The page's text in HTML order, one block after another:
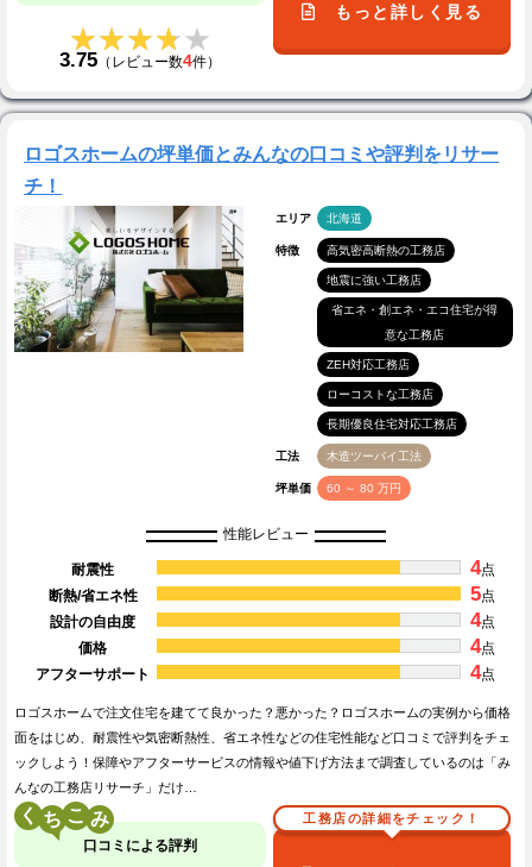
★★★★★
★★★★★
3.75 （レビュー数4件）
もっと詳しく見る
ロゴスホームの坪単価とみんなの口コミや評判をリサー
チ！
エリア 北海道
特徴 高気密高断熱の工務店
地震に強い工務店
省エネ・創エネ・エコ住宅が得
意な工務店
ZEH対応工務店
ローコストな工務店
長期優良住宅対応工務店
工法 木造ツーバイ工法
坪単価 60 ～ 80 万円
性能レビュー
耐震性 4点
断熱/省エネ性
5点
設計の自由度
4点
価格
4点
アフターサポート
4点
ロゴスホームで注文住宅を建てて良かった？悪かった？ロゴスホームの実例から価格
面をはじめ、耐震性や気密断熱性、省エネ性などの住宅性能など口コミで評判をチェ
ックしよう！保障やアフターサービスの情報や値下げ方法まで調査しているのは「み
んなの工務店リサーチ」だけ…
く こ
口コミによる評判
工務店の詳細をチェック！